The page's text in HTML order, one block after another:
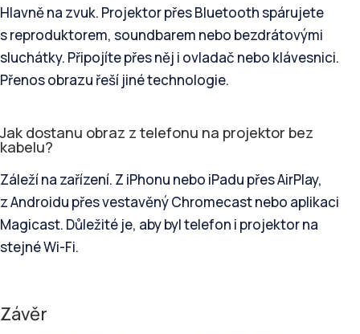
Hlavně na zvuk. Projektor přes Bluetooth spárujete
s reproduktorem, soundbarem nebo bezdrátovými
sluchátky. Připojíte přes něj i ovladač nebo klávesnici.
Přenos obrazu řeší jiné technologie.
Jak dostanu obraz z telefonu na projektor bez
kabelu?
Záleží na zařízení. Z iPhonu nebo iPadu přes AirPlay,
z Androidu přes vestavěný Chromecast nebo aplikaci
Magicast. Důležité je, aby byl telefon i projektor na
stejné Wi-Fi.
Závěr